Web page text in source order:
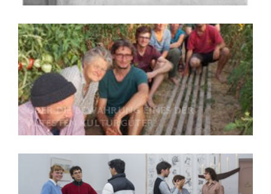
ÜBER DIE BEWAHRUNG EINES DER
ÄLTESTEN KULTURGÜTER.